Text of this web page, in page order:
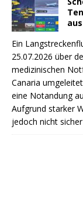
aus
Ein
25.07.2026 über
medizinischen
Canaria
eine Notandung
Aufgrund starker
jedoch nicht